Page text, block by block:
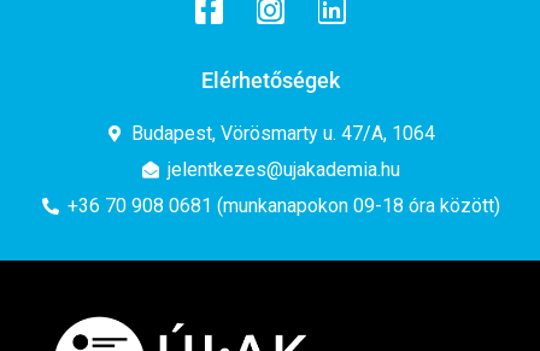
Elérhetőségek
Budapest, Vörösmarty u. 47/A, 1064
jelentkezes@ujakademia.hu
+36 70 908 0681 (munkanapokon 09-18 óra között)